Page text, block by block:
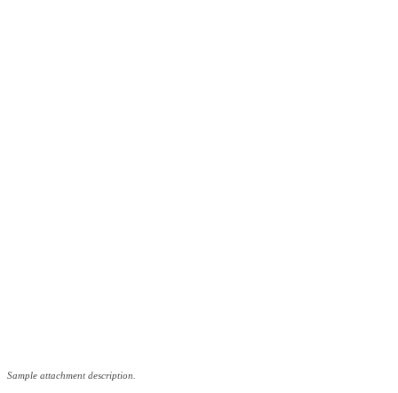
Sample attachment description.